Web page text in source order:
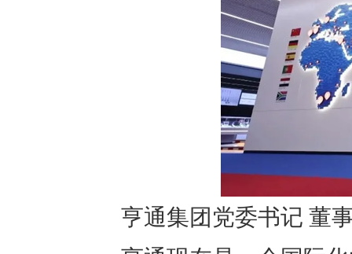
亨通集团党委书记 董